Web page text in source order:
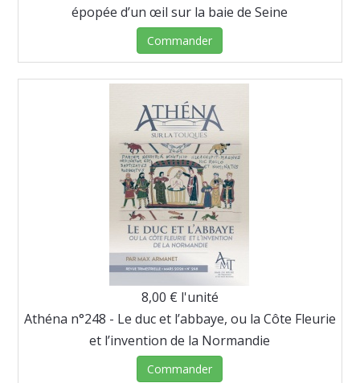
épopée d’un œil sur la baie de Seine
Commander
8,00 € l'unité
Athéna n°248 - Le duc et l’abbaye, ou la Côte Fleurie
et l’invention de la Normandie
Commander